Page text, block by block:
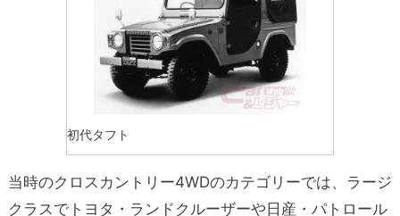
初代タフト
当時のクロスカントリー4WDのカテゴリーでは、ラージ
クラスでトヨタ・ランドクルーザーや日産・パトロール